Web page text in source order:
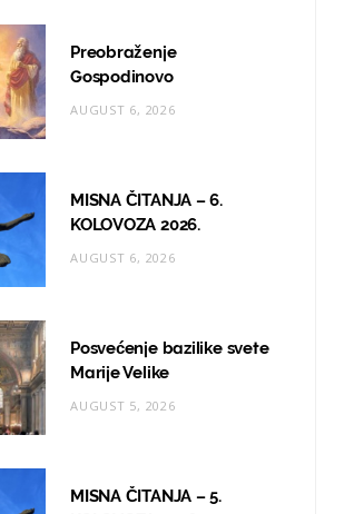
r
a
e
Preobraženje
Gospodinovo
AUGUST 6, 2026
MISNA ČITANJA – 6.
KOLOVOZA 2026.
AUGUST 6, 2026
Posvećenje bazilike svete
Marije Velike
AUGUST 5, 2026
MISNA ČITANJA – 5.